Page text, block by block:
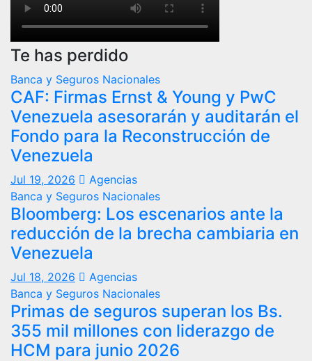
Te has perdido
Banca y Seguros Nacionales
CAF: Firmas Ernst & Young y PwC
Venezuela asesorarán y auditarán el
Fondo para la Reconstrucción de
Venezuela
Jul 19, 2026
Agencias
Banca y Seguros Nacionales
Bloomberg: Los escenarios ante la
reducción de la brecha cambiaria en
Venezuela
Jul 18, 2026
Agencias
Banca y Seguros Nacionales
Primas de seguros superan los Bs.
355 mil millones con liderazgo de
HCM para junio 2026